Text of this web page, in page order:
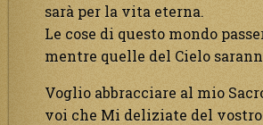
sarà per la vita eterna.
Le cose di questo mondo
mentre quelle del Cielo
Voglio abbracciare al mio
voi che Mi deliziate del vostro